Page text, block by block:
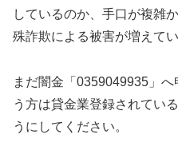
しているのか、手口が複雑
殊詐欺による被害が増えてい
まだ闇金「0359049935」
う方は貸金業登録されてい
うにしてください。